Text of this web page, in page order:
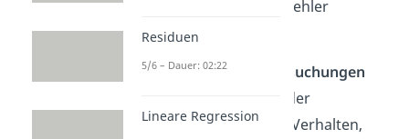
bestimmte Verfahrensfehler
gefährdet werden.
Beiqualitativen Untersuchungen
wie Erhebungen kann der
Interviewer durch sein Verhalten,
Residuen
5/6 – Dauer: 02:22
Lineare Regression